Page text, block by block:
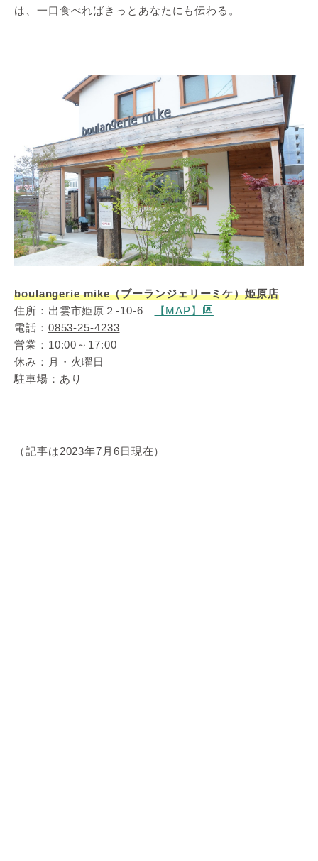
は、一口食べればきっとあなたにも伝わる。
boulangerie mike（ブーランジェリーミケ）姫原店
住所：出雲市姫原２-10-6
【MAP】
電話： 0853-25-4233
営業：10:00～17:00
休み：月・火曜日
駐車場：あり
（記事は2023年7月6日現在）